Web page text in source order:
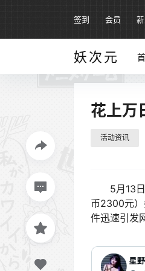
签到 会员
妖次元
花上万
活动资讯
5月13日
币2300元
件迅速引发